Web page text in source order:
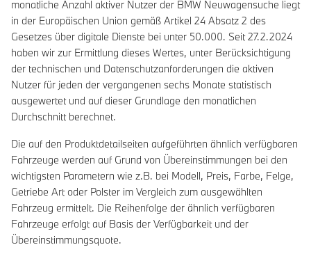
monatliche Anzahl aktiver Nutzer der BMW Neuwagensuche liegt
in der Europäischen Union gemäß Artikel 24 Absatz 2 des
Gesetzes über digitale Dienste bei unter 50.000. Seit 27.2.2024
haben wir zur Ermittlung dieses Wertes, unter Berücksichtigung
der technischen und Datenschutzanforderungen die aktiven
Nutzer für jeden der vergangenen sechs Monate statistisch
ausgewertet und auf dieser Grundlage den monatlichen
Durchschnitt berechnet.
Die auf den Produktdetailseiten aufgeführten ähnlich verfügbaren
Fahrzeuge werden auf Grund von Übereinstimmungen bei den
wichtigsten Parametern wie z.B. bei Modell, Preis, Farbe, Felge,
Getriebe Art oder Polster im Vergleich zum ausgewählten
Fahrzeug ermittelt. Die Reihenfolge der ähnlich verfügbaren
Fahrzeuge erfolgt auf Basis der Verfügbarkeit und der
Übereinstimmungsquote.